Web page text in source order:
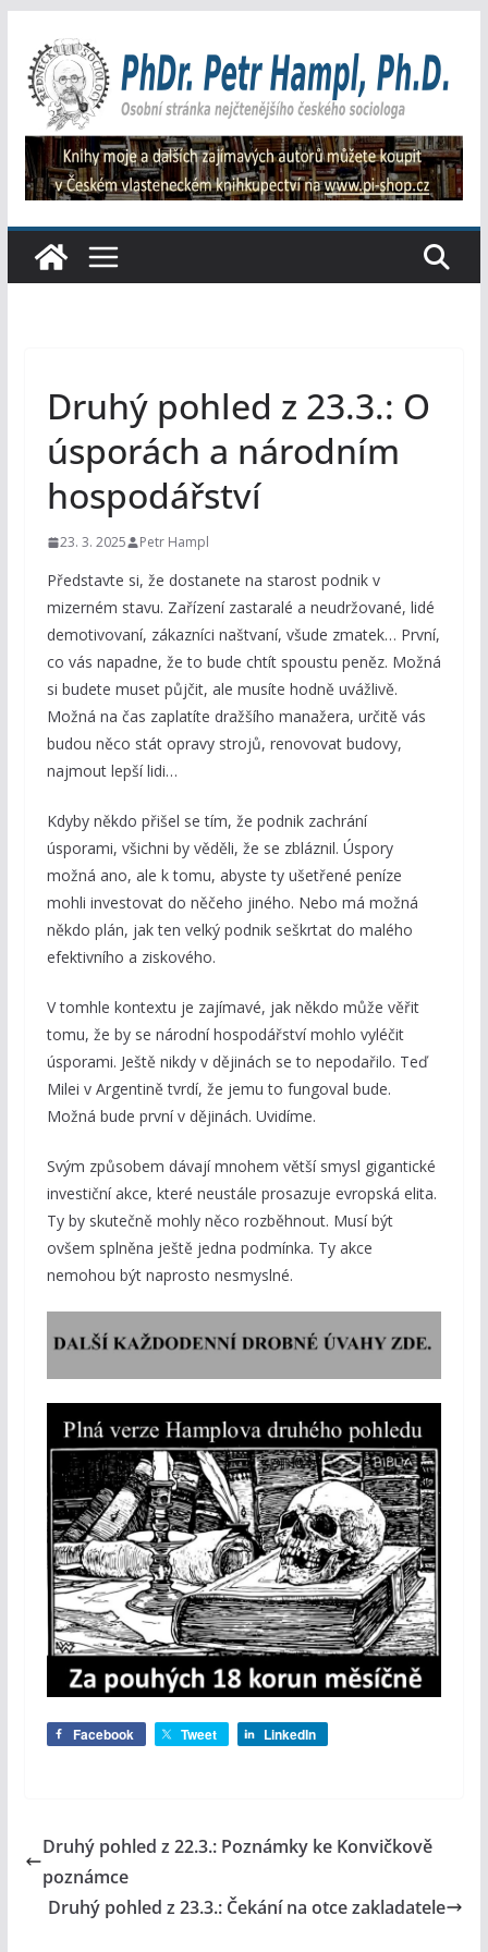
obsah
Druhý pohled z 23.3.: O
úsporách a národním
hospodářství
23. 3. 2025 Petr Hampl
Představte si, že dostanete na starost podnik v
mizerném stavu. Zařízení zastaralé a neudržované, lidé
demotivovaní, zákazníci naštvaní, všude zmatek… První,
co vás napadne, že to bude chtít spoustu peněz. Možná
si budete muset půjčit, ale musíte hodně uvážlivě.
Možná na čas zaplatíte dražšího manažera, určitě vás
budou něco stát opravy strojů, renovovat budovy,
najmout lepší lidi…
Kdyby někdo přišel se tím, že podnik zachrání
úsporami, všichni by věděli, že se zbláznil. Úspory
možná ano, ale k tomu, abyste ty ušetřené peníze
mohli investovat do něčeho jiného. Nebo má možná
někdo plán, jak ten velký podnik seškrtat do malého
efektivního a ziskového.
V tomhle kontextu je zajímavé, jak někdo může věřit
tomu, že by se národní hospodářství mohlo vyléčit
úsporami. Ještě nikdy v dějinách se to nepodařilo. Teď
Milei v Argentině tvrdí, že jemu to fungoval bude.
Možná bude první v dějinách. Uvidíme.
Svým způsobem dávají mnohem větší smysl gigantické
investiční akce, které neustále prosazuje evropská elita.
Ty by skutečně mohly něco rozběhnout. Musí být
ovšem splněna ještě jedna podmínka. Ty akce
nemohou být naprosto nesmyslné.
Facebook Tweet LinkedIn
Druhý pohled z 22.3.: Poznámky ke Konvičkově
poznámce
Druhý pohled z 23.3.: Čekání na otce zakladatele